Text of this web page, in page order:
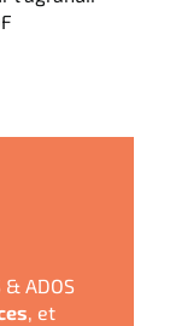
ADOS
, et